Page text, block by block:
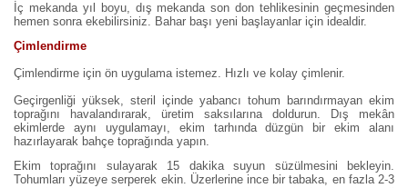
İç mekanda yıl boyu, dış mekanda son don tehlikesinin geçmesinden
hemen sonra ekebilirsiniz. Bahar başı yeni başlayanlar için idealdir.
Çimlendirme
Çimlendirme için ön uygulama istemez. Hızlı ve kolay çimlenir.
Geçirgenliği yüksek, steril içinde yabancı tohum barındırmayan ekim
toprağını havalandırarak, üretim saksılarına doldurun. Dış mekân
ekimlerde aynı uygulamayı, ekim tarhında düzgün bir ekim alanı
hazırlayarak bahçe toprağında yapın.
Ekim toprağını sulayarak 15 dakika suyun süzülmesini bekleyin.
Tohumları yüzeye serperek ekin. Üzerlerine ince bir tabaka, en fazla 2-3